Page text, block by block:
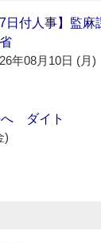
7日付人事】監
年08月10日 (月)
へ ダイト
)